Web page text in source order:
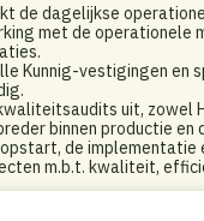
de dagelijkse
met de operationele
Kunnig-vestigingen en
uit, zowel
binnen productie en
de implementatie
m.b.t. kwaliteit,
opvolging van